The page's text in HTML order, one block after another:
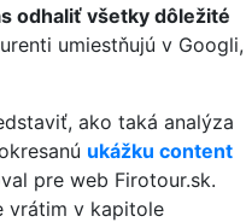
odhaliť všetky dôležité
umiestňujú v Googli,
ako taká analýza
ukážku content
pre web Firotour.sk.
vrátim v kapitole